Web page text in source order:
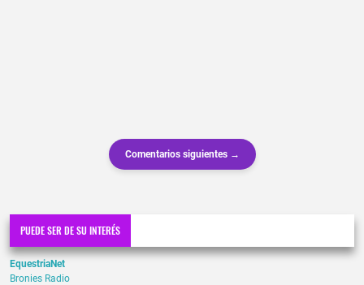
Comentarios siguientes →
PUEDE SER DE SU INTERÉS
EquestriaNet
Bronies Radio